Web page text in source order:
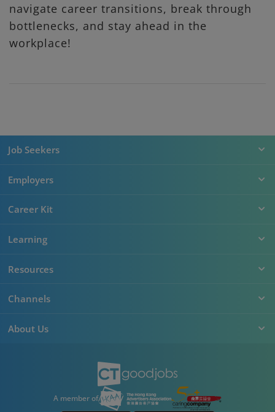
navigate career transitions, break through
bottlenecks, and stay ahead in the
workplace!
Job Seekers
Employers
Career Kit
Learning
Resources
Channels
About Us
A member of